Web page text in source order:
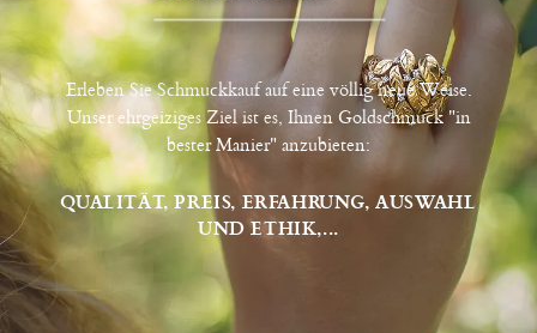
Erleben Sie Schmuckkauf auf eine völlig neue Weise.
Unser ehrgeiziges Ziel ist es, Ihnen Goldschmuck "in
bester Manier" anzubieten:
QUALITÄT, PREIS, ERFAHRUNG, AUSWAHL
UND ETHIK,...